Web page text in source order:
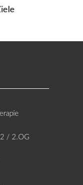
/ 2.OG